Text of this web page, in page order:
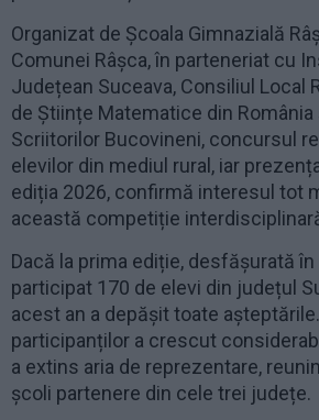
Organizat de Școala Gimnazială
Comunei Râșca, în parteneriat cu
Județean Suceava, Consiliul Local
de Științe Matematice din
Scriitorilor Bucovineni, concursul
elevilor din mediul rural, iar
ediția 2026, confirmă interesul tot
această competiție
Dacă la prima ediție, desfășurată în
participat 170 de elevi din județul
acest an a depășit toate
participanților a crescut
a extins aria de reprezentare,
școli partenere din cele trei județe.